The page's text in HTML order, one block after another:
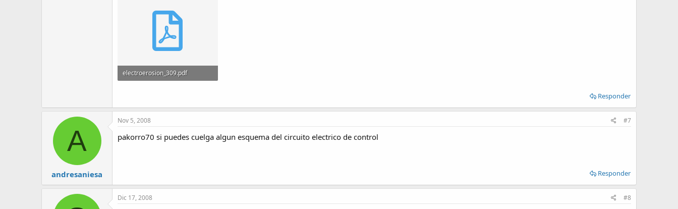
electroerosion_309.pdf
Responder
A
andresaniesa
Nov 5, 2008 #7
pakorro70 si puedes cuelga algun esquema del circuito electrico de control
Responder
Dic 17, 2008 #8